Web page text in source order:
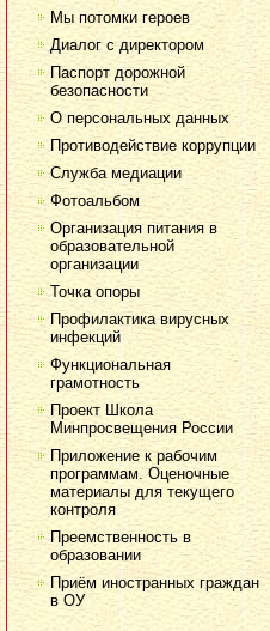
Мы потомки героев
Диалог с директором
Паспорт дорожной
безопасности
О персональных данных
Противодействие коррупции
Служба медиации
Фотоальбом
Организация питания в
образовательной
организации
Точка опоры
Профилактика вирусных
инфекций
Функциональная
грамотность
Проект Школа
Минпросвещения России
Приложение к рабочим
программам. Оценочные
материалы для текущего
контроля
Преемственность в
образовании
Приём иностранных граждан
в ОУ